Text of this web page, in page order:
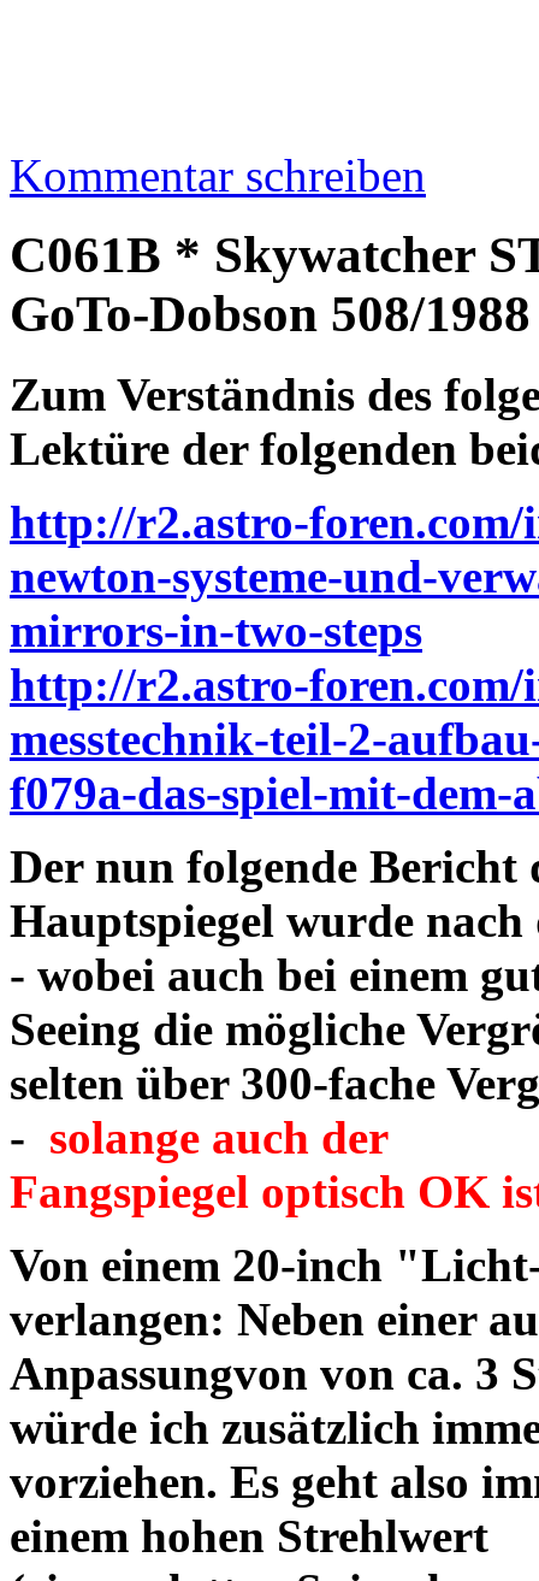
Kommentar schreiben
C061B * Skywatcher
GoTo-Dobson 508/
Zum Verständnis des
Lektüre der folgenden
http://r2.astro-foren.com/
newton-systeme-und-
mirrors-in-two-steps
http://r2.astro-foren.com/
messtechnik-teil-2-
f079a-das-spiel-mit-dem-
Der nun folgende Bericht
Hauptspiegel wurde nach
- wobei auch bei einem
Seeing die mögliche
selten über 300-fache
- solange auch der
Fangspiegel optisch OK
Von einem 20-inch
verlangen: Neben einer
Anpassungvon von ca. 3
würde ich zusätzlich
vorziehen. Es geht also
einem hohen Strehlwert